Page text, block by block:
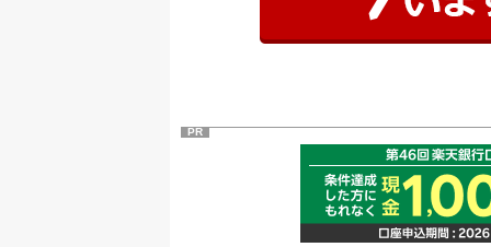
PR